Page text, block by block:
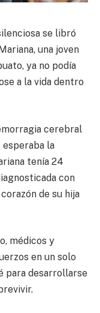
se libró
una joven
ya no podía
a la vida dentro
cerebral
la
tenía 24
con
de su hija
médicos y
en un solo
para desarrollarse